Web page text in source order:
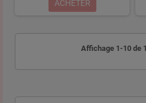
ACHETER
Affichage 1-10 de